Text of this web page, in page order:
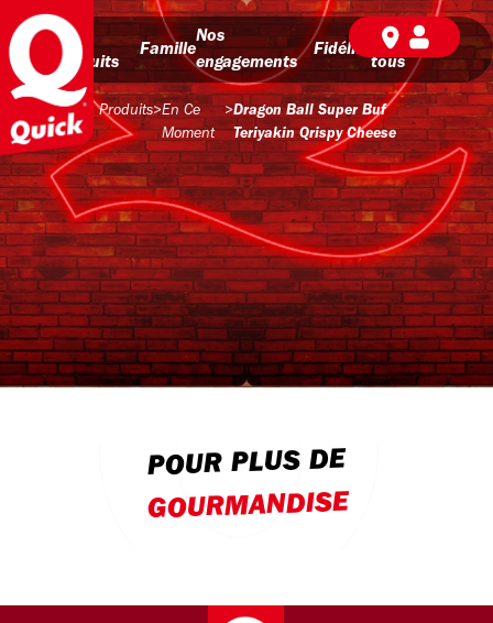
Nos
produits
Famille
Nos
engagements
Fidélité
BD pour
tous
Produits>En Ce
Moment
>Dragon Ball Super Buf
Teriyakin Qrispy Cheese
POUR PLUS DE
GOURMANDISE